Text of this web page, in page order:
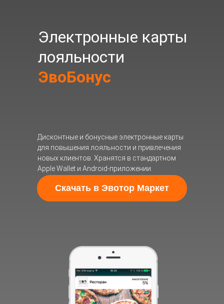
Электронные карты
лояльности
ЭвоБонус
Дисконтные и бонусные электронные карты
для повышения лояльности и привлечения
новых клиентов. Хранятся в стандартном
Apple Wallet и Android-приложении.
Скачать в Эвотор Маркет